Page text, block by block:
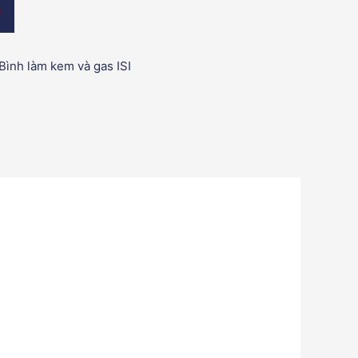
Bình làm kem và gas ISI